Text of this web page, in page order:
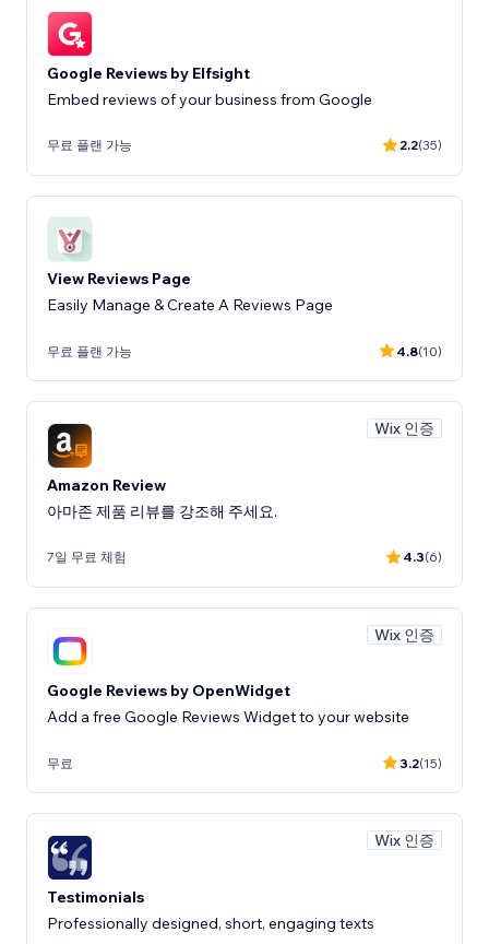
Google Reviews by Elfsight
Embed reviews of your business from Google
무료 플랜 가능 2.2(35)
View Reviews Page
Easily Manage & Create A Reviews Page
무료 플랜 가능 4.8(10)
Wix 인증
Amazon Review
아마존 제품 리뷰를 강조해 주세요.
7일 무료 체험 4.3(6)
Wix 인증
Google Reviews by OpenWidget
Add a free Google Reviews Widget to your website
무료 3.2(15)
Wix 인증
Testimonials
Professionally designed, short, engaging texts